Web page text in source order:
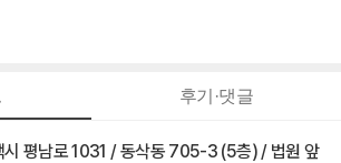
후기·댓글
시 평남로 1031 / 동삭동 705-3 (5층) / 법원 앞